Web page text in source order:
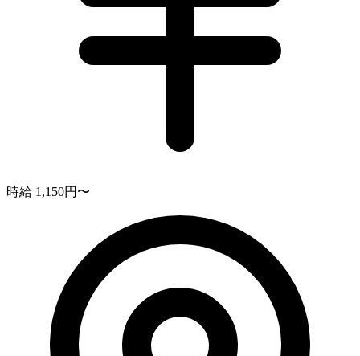
時給 1,150円〜